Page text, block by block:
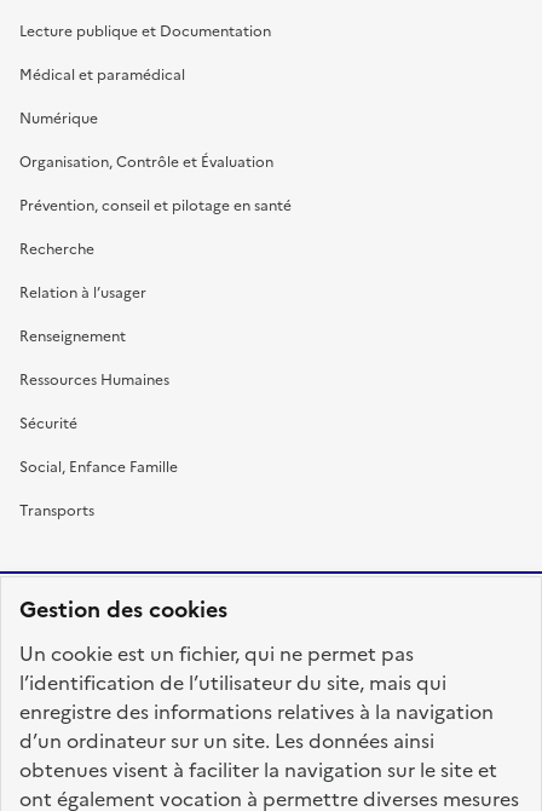
Gestion des cookies
Un cookie est un fichier, qui ne permet pas
l’identification de l’utilisateur du site, mais qui
enregistre des informations relatives à la navigation
d’un ordinateur sur un site. Les données ainsi
obtenues visent à faciliter la navigation sur le site et
ont également vocation à permettre diverses mesures
Lecture publique et Documentation
Médical et paramédical
Numérique
Organisation, Contrôle et Évaluation
Prévention, conseil et pilotage en santé
Recherche
Relation à l’usager
Renseignement
Ressources Humaines
Sécurité
Social, Enfance Famille
Transports
FRANÇAISE
fonction-publique.gouv.fr legifrance.gouv.fr